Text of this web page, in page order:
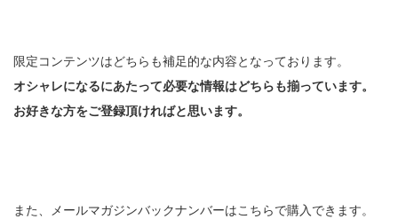
限定コンテンツはどちらも補足的な内容となっております。
オシャレになるにあたって必要な情報はどちらも揃っています。
お好きな方をご登録頂ければと思います。
また、メールマガジンバックナンバーはこちらで購入できます。